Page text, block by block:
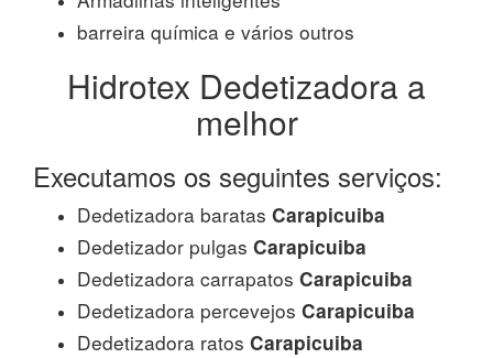
barreira química e vários outros
Hidrotex Dedetizadora a
melhor
Executamos os seguintes serviços:
Dedetizadora baratas Carapicuiba
Dedetizador pulgas Carapicuiba
Dedetizadora carrapatos Carapicuiba
Dedetizadora percevejos Carapicuiba
Dedetizadora ratos Carapicuiba